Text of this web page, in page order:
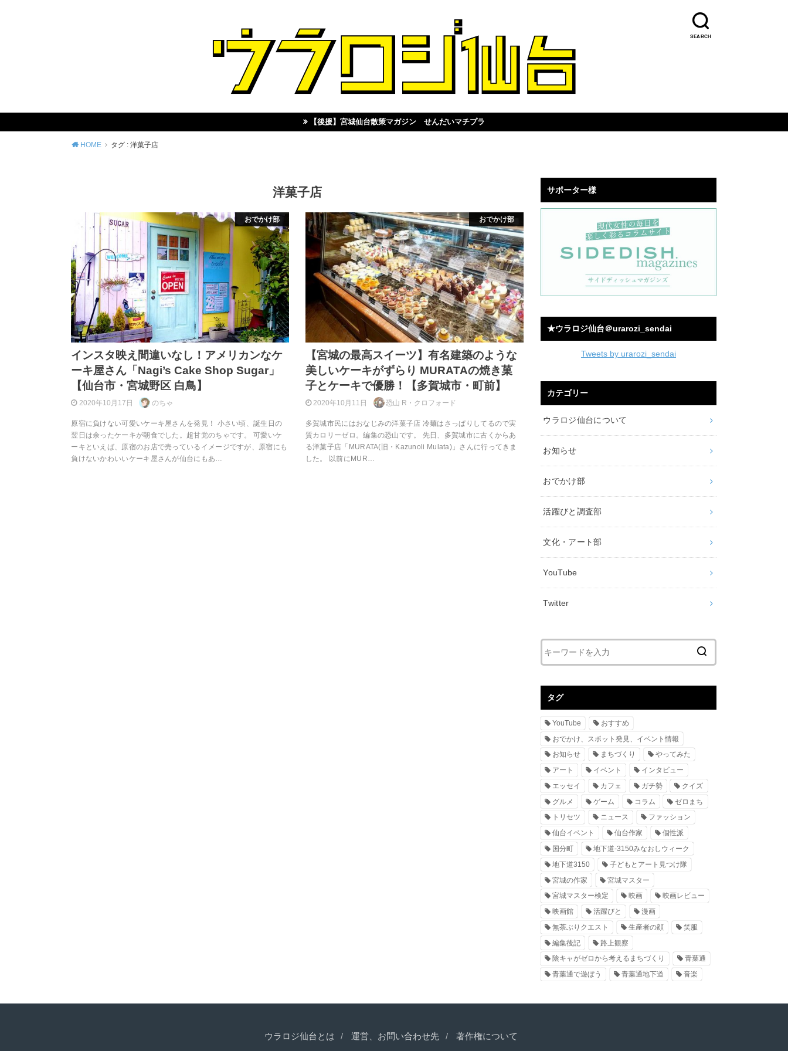
SEARCH
【後援】宮城仙台散策マガジン せんだいマチプラ
HOME タグ : 洋菓子店
洋菓子店
おでかけ部
インスタ映え間違いなし！アメリカンなケ
ーキ屋さん「Nagi’s Cake Shop Sugar」
【仙台市・宮城野区 白鳥】
2020年10月17日 のちゃ
原宿に負けない可愛いケーキ屋さんを発見！ 小さい頃、誕生日の
翌日は余ったケーキが朝食でした。超甘党のちゃです。 可愛いケ
ーキといえば、原宿のお店で売っているイメージですが、原宿にも
負けないかわいいケーキ屋さんが仙台にもあ…
おでかけ部
【宮城の最高スイーツ】有名建築のような
美しいケーキがずらり MURATAの焼き菓
子とケーキで優勝！【多賀城市・町前】
2020年10月11日 恐山 R・クロフォード
多賀城市民にはおなじみの洋菓子店 冷麺はさっぱりしてるので実
質カロリーゼロ。編集の恐山です。 先日、多賀城市に古くからあ
る洋菓子店「MURATA(旧・Kazunoli Mulata)」さんに行ってきま
した。 以前にMUR…
サポーター様
★ウラロジ仙台＠urarozi_sendai
Tweets by urarozi_sendai
カテゴリー
ウラロジ仙台について
お知らせ
おでかけ部
活躍びと調査部
文化・アート部
YouTube
Twitter
タグ
YouTube
おすすめ
おでかけ、スポット発見、イベント情報
お知らせ
まちづくり
やってみた
アート
イベント
インタビュー
エッセイ
カフェ ガチ勢
クイズ
グルメ
ゲーム コラム
ゼロまち
トリセツ
ニュース
ファッション
仙台イベント
仙台作家
個性派
国分町
地下道-3150みなおしウィーク
地下道3150
子どもとアート見つけ隊
宮城の作家
宮城マスター
宮城マスター検定
映画
映画レビュー
映画館
活躍びと
漫画
無茶ぶりクエスト
生産者の顔
笑服
編集後記
路上観察
陰キャがゼロから考えるまちづくり
青葉通
青葉通で遊ぼう
青葉通地下道 音楽
ウラロジ仙台とは 運営、お問い合わせ先 著作権について